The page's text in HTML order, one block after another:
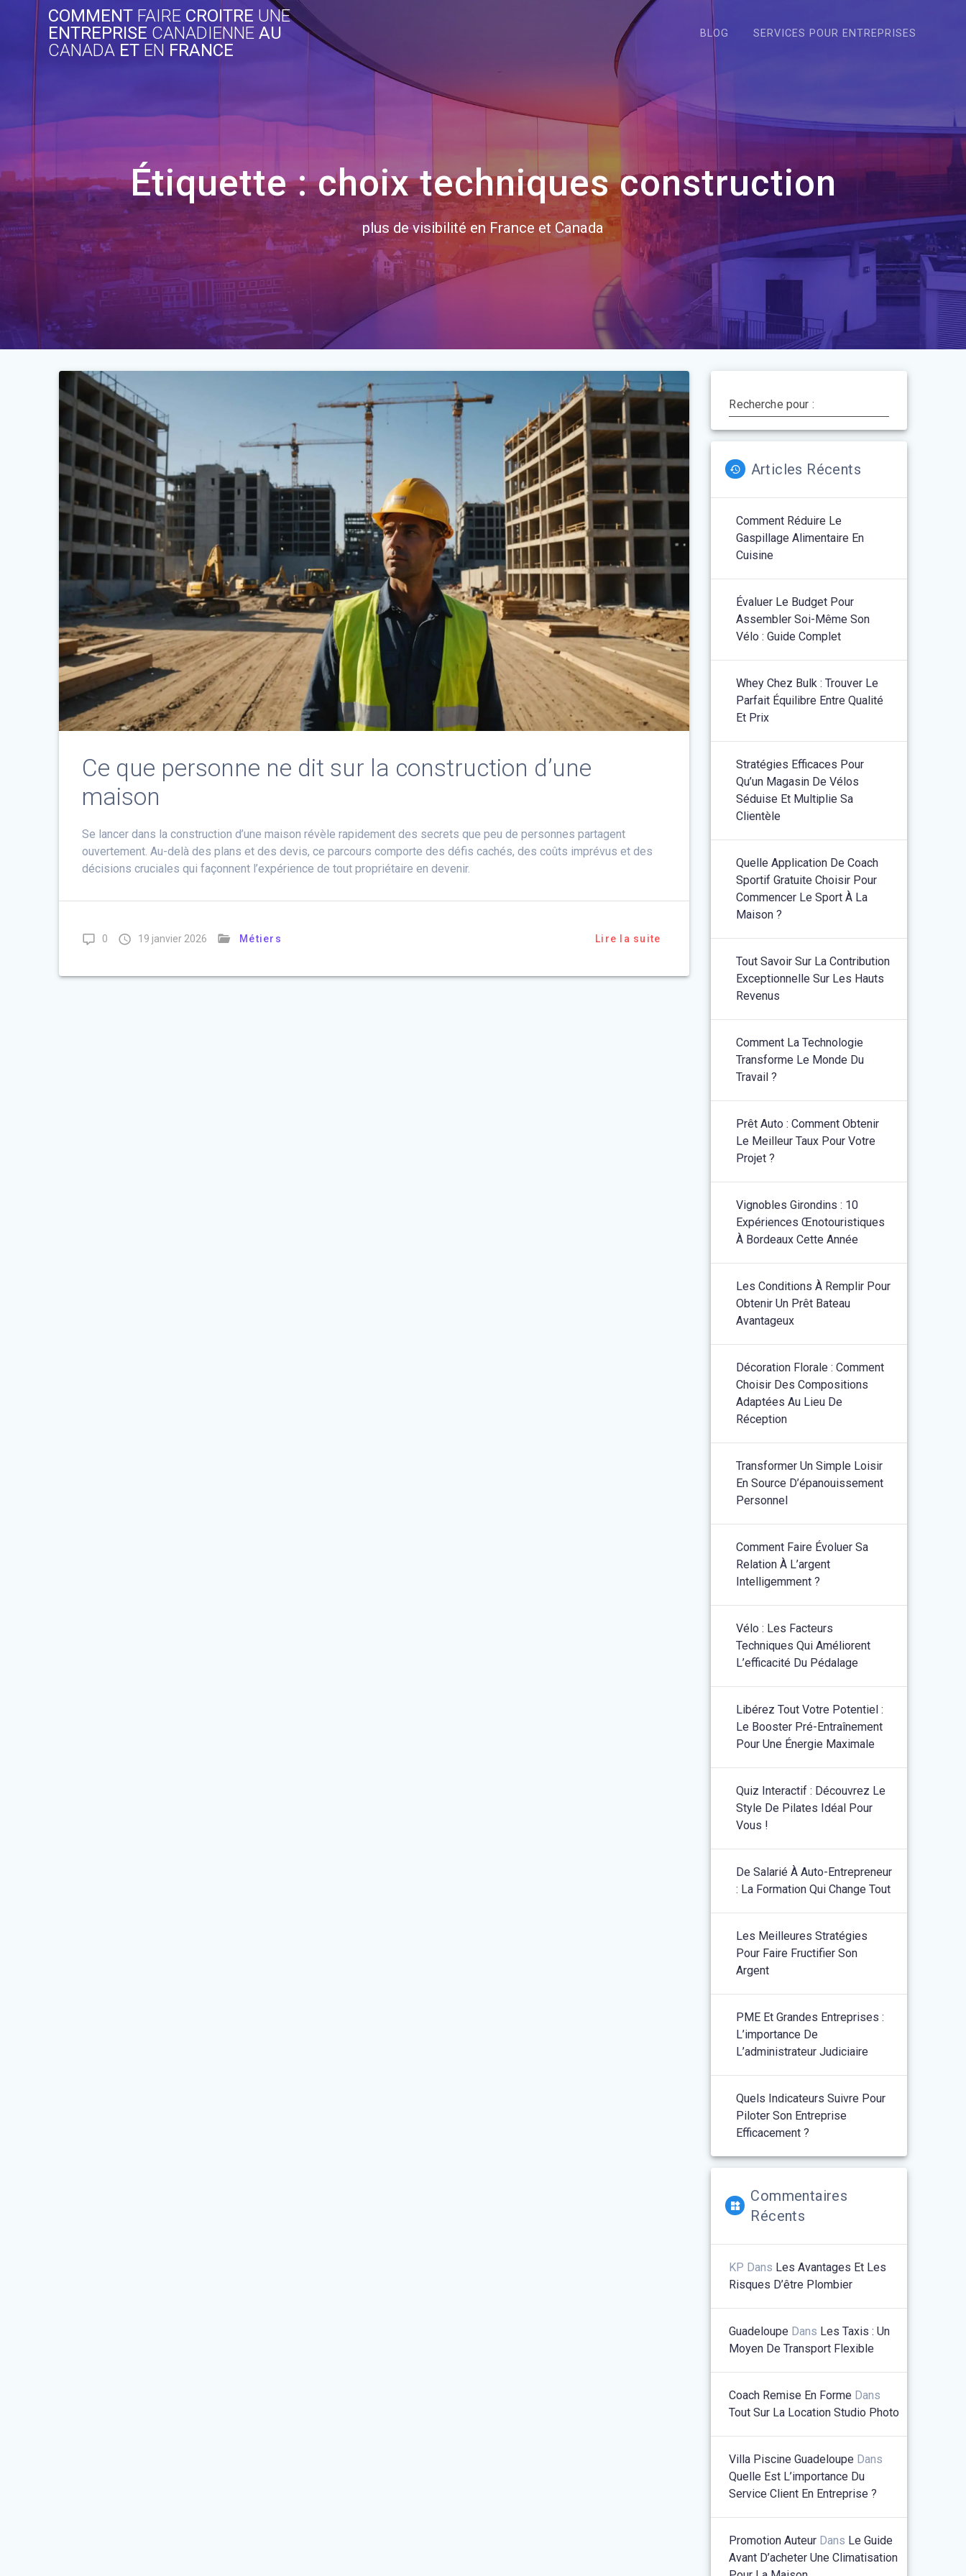
content
COMMENT FAIRE CROITRE UNE
ENTREPRISE CANADIENNE AU
CANADA ET EN FRANCE
BLOG SERVICES POUR ENTREPRISES
Étiquette :choix techniques construction
plus de visibilité en France et Canada
Ce que personne ne dit sur la construction d’une
maison
Se lancer dans la construction d’une maison révèle rapidement des secrets que peu de personnes partagent
ouvertement. Au-delà des plans et des devis, ce parcours comporte des défis cachés, des coûts imprévus et des
décisions cruciales qui façonnent l’expérience de tout propriétaire en devenir.
0 19 janvier 2026 Métiers Lire la suite
Recherche pour :
Articles Récents
Comment Réduire Le
Gaspillage Alimentaire En
Cuisine
Évaluer Le Budget Pour
Assembler Soi-Même Son
Vélo : Guide Complet
Whey Chez Bulk : Trouver Le
Parfait Équilibre Entre Qualité
Et Prix
Stratégies Efficaces Pour
Qu’un Magasin De Vélos
Séduise Et Multiplie Sa
Clientèle
Quelle Application De Coach
Sportif Gratuite Choisir Pour
Commencer Le Sport À La
Maison ?
Tout Savoir Sur La Contribution
Exceptionnelle Sur Les Hauts
Revenus
Comment La Technologie
Transforme Le Monde Du
Travail ?
Prêt Auto : Comment Obtenir
Le Meilleur Taux Pour Votre
Projet ?
Vignobles Girondins : 10
Expériences Œnotouristiques
À Bordeaux Cette Année
Les Conditions À Remplir Pour
Obtenir Un Prêt Bateau
Avantageux
Décoration Florale : Comment
Choisir Des Compositions
Adaptées Au Lieu De
Réception
Transformer Un Simple Loisir
En Source D’épanouissement
Personnel
Comment Faire Évoluer Sa
Relation À L’argent
Intelligemment ?
Vélo : Les Facteurs
Techniques Qui Améliorent
L’efficacité Du Pédalage
Libérez Tout Votre Potentiel :
Le Booster Pré-Entraînement
Pour Une Énergie Maximale
Quiz Interactif : Découvrez Le
Style De Pilates Idéal Pour
Vous !
De Salarié À Auto-Entrepreneur
: La Formation Qui Change Tout
Les Meilleures Stratégies
Pour Faire Fructifier Son
Argent
PME Et Grandes Entreprises :
L’importance De
L’administrateur Judiciaire
Quels Indicateurs Suivre Pour
Piloter Son Entreprise
Efficacement ?
Commentaires
Récents
KP Dans Les Avantages Et Les
Risques D’être Plombier
Guadeloupe Dans Les Taxis : Un
Moyen De Transport Flexible
Coach Remise En Forme Dans
Tout Sur La Location Studio Photo
Villa Piscine Guadeloupe Dans
Quelle Est L’importance Du
Service Client En Entreprise ?
Promotion Auteur Dans Le Guide
Avant D’acheter Une Climatisation